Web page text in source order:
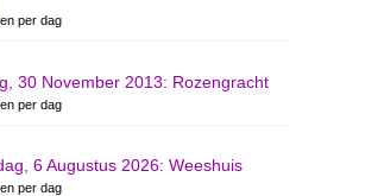
per dag
30 November 2013: Rozengracht
per dag
6 Augustus 2026: Weeshuis
per dag